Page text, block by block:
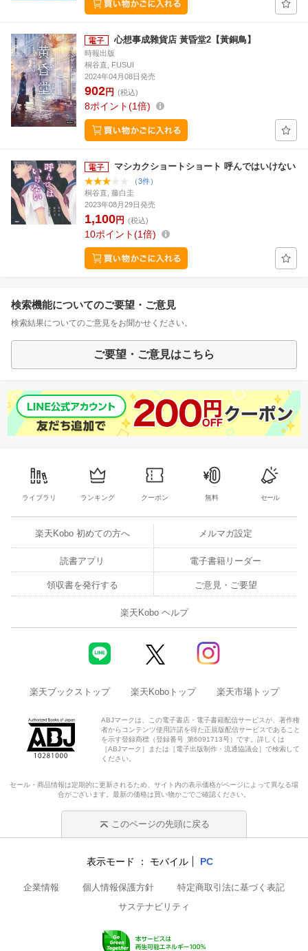
心想事成雜貨店 黃昏堂2【黃銅鳥】
時報出版
桐谷直, FUSUI
2024年04月08日発売
902円 (税込)
8ポイント 1倍
マシカクショートショート 呼んではいけない
（3件）
桐谷直, 藤白圭
2023年08月29日発売
1,100円 (税込)
10ポイント 1倍
検索機能についてのご要望・ご意見
検索結果についてのご意見をお聞かせください。
ご要望・ご意見はこちら
ライブラリ ランキング クーポン 無料 セール
楽天Kobo 初めての方へ メルマガ設定
読書アプリ 電子書籍リーダー
領収書を発行する ご意見・ご要望
楽天Kobo ヘルプ
楽天ブックストップ 楽天Koboトップ 楽天市場トップ
ABJマークは、この電子書店・電子書籍配信サービスが、著作権
者からコンテンツ使用許諾を得た正規版配信サービスであること
を示す登録商標（登録番号 第6091713号）です。詳しくは
［ABJマーク］または［電子出版制作・流通協議会］で検索して
ください。
セール・商品情報は定期的に更新されるため、サイト内の表示価格がページによって異なる場
合がございます。最新の価格は買い物かごでご確認ください。
このページの先頭に戻る
表示モード モバイル PC
企業情報 個人情報保護方針
特定商取引法に基づく表記
サステナビリティ